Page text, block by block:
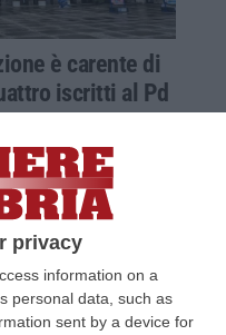
privacy
information on a
personal data, such as
sent by a device for
è carente di
iscritti al Pd
Alessandro
e Giacomo